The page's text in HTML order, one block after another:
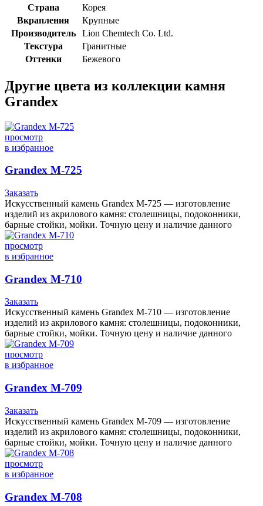
Страна
Корея
Вкрапления
Крупные
Производитель
Lion Chemtech Co. Ltd.
Текстура
Гранитные
Оттенки
Бежевого
Другие цвета из коллекции камня
Grandex
просмотр
в избранное
Grandex M-725
Заказать
Искусственный камень Grandex M-725 — изготовление
изделий из акрилового камня: столешницы, подоконники,
барные стойки, мойки. Точную цену и наличие данного
просмотр
в избранное
Grandex M-710
Заказать
Искусственный камень Grandex M-710 — изготовление
изделий из акрилового камня: столешницы, подоконники,
барные стойки, мойки. Точную цену и наличие данного
просмотр
в избранное
Grandex M-709
Заказать
Искусственный камень Grandex M-709 — изготовление
изделий из акрилового камня: столешницы, подоконники,
барные стойки, мойки. Точную цену и наличие данного
просмотр
в избранное
Grandex M-708